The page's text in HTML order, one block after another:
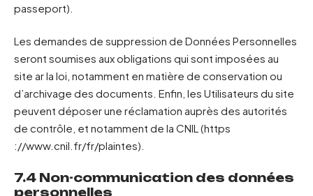
passeport).
Les demandes de suppression de Données Personnelles
seront soumises aux obligations qui sont imposées au
site ar la loi, notamment en matière de conservation ou
d’archivage des documents. Enfin, les Utilisateurs du site
peuvent déposer une réclamation auprès des autorités
de contrôle, et notamment de la CNIL (https
://www.cnil.fr/fr/plaintes).
7.4 Non-communication des données
personnelles